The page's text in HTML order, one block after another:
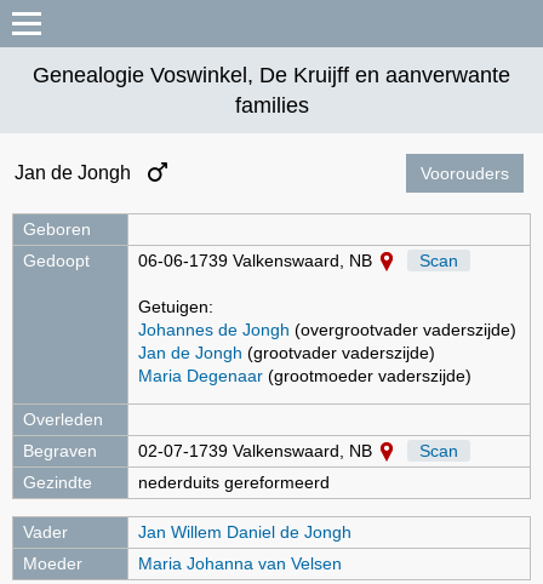
Genealogie Voswinkel, De Kruijff en aanverwante
families
Jan de Jongh Voorouders
Geboren
Gedoopt
06-06-1739 Valkenswaard, NB Scan
Getuigen:
Johannes de Jongh (overgrootvader vaderszijde)
Jan de Jongh (grootvader vaderszijde)
Maria Degenaar (grootmoeder vaderszijde)
Overleden
Begraven
02-07-1739 Valkenswaard, NB
Scan
Gezindte
nederduits gereformeerd
Vader
Jan Willem Daniel de Jongh
Moeder
Maria Johanna van Velsen